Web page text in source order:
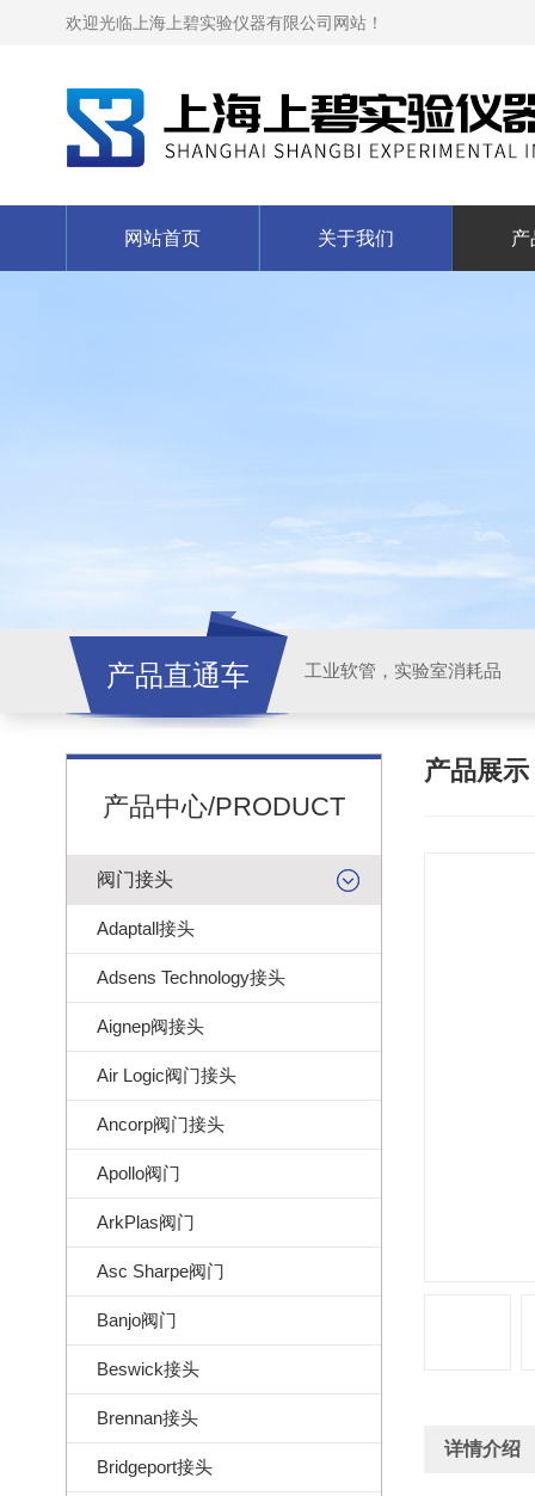
欢迎光临上海上碧实验仪器有限公司网站！
网站首页 关于我们 产
产品直通车 工业软管，实验室消耗品
产品中心/PRODUCT
阀门接头
Adaptall接头
Adsens Technology接头
Aignep阀接头
Air Logic阀门接头
Ancorp阀门接头
Apollo阀门
ArkPlas阀门
Asc Sharpe阀门
Banjo阀门
Beswick接头
Brennan接头
Bridgeport接头
产品展示
详情介绍